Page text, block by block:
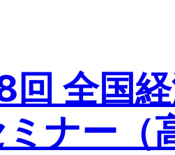
回 全国
ナー（